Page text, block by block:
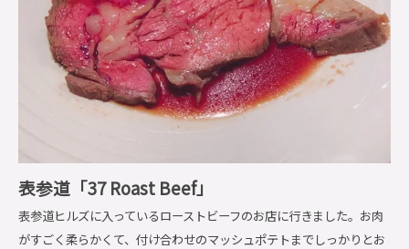
表参道「37 Roast Beef」
表参道ヒルズに入っているローストビーフのお店に行きました。お肉
がすごく柔らかくて、付け合わせのマッシュポテトまでしっかりとお